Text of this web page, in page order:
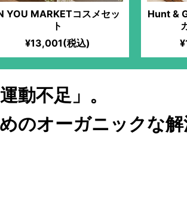
YOU MARKETコスメセッ
ト
¥13,001(税込)
Hunt &
動不足」。
のオーガニックな解